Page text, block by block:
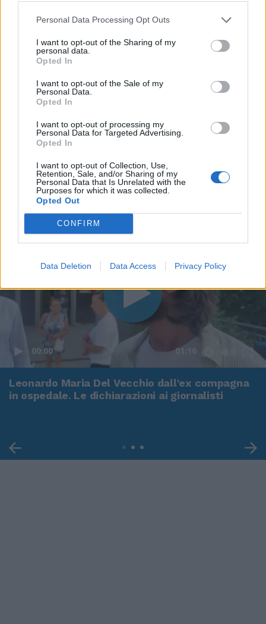
Personal Data Processing Opt Outs
I want to opt-out of the Sharing of my
personal data.
Opted In
I want to opt-out of the Sale of my
Personal Data.
Opted In
I want to opt-out of processing my
Personal Data for Targeted Advertising.
Opted In
I want to opt-out of Collection, Use,
Retention, Sale, and/or Sharing of my
Personal Data that Is Unrelated with the
Purposes for which it was collected.
Opted Out
CONFIRM
Data Deletion Data Access Privacy Policy
00:00 01:16
Leonardo Maria Del Vecchio dall'ex compagna
in ospedale. Le dichiarazioni ai giornalisti